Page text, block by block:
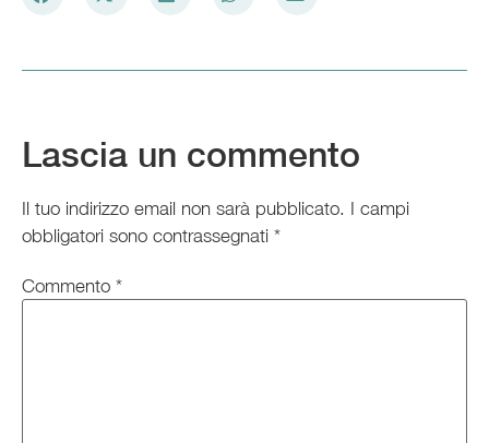
Lascia un commento
Il tuo indirizzo email non sarà pubblicato. I campi
obbligatori sono contrassegnati *
Commento *